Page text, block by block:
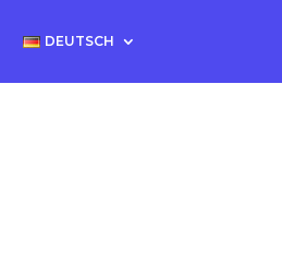
DEUTSCH